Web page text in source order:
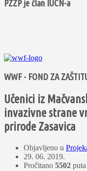
PZZP je član IUCN-a
WWF - FOND ZA
Učenici iz
invazivne strane
prirode Zasavica
Objavljeno u
29. 06. 2019.
Pročitano 5502 puta